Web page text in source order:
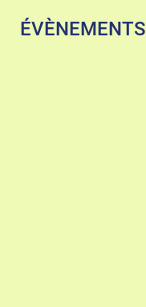
ÉVÈNEMENTS